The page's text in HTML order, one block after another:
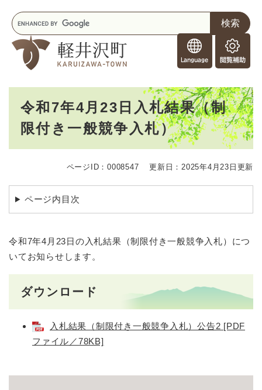
o
r
e
i
g
n
s
閲
覧
助
キ
ー
ワ
令和7年4月23日入札結果（制
限付き一般競争入札）
ページID：0008547 更新日：2025年4月23日更新
ページ内目次
令和7年4月23日の入札結果（制限付き一般競争入札）につ
いてお知らせします。
ダウンロード
入札結果（制限付き一般競争入札）公告2 [PDF
ファイル／78KB]